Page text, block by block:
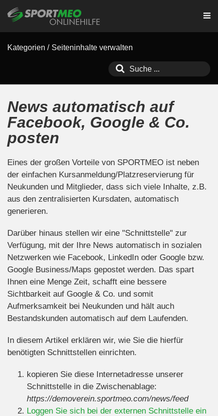
Kategorien / Seiteninhalte verwalten
News automatisch auf
Facebook, Google & Co.
posten
Eines der großen Vorteile von SPORTMEO ist neben
der einfachen Kursanmeldung/Platzreservierung für
Neukunden und Mitglieder, dass sich viele Inhalte, z.B.
aus den zentralisierten Kursdaten, automatisch
generieren.
Darüber hinaus stellen wir eine "Schnittstelle" zur
Verfügung, mit der Ihre News automatisch in sozialen
Netzwerken wie Facebook, LinkedIn oder Google bzw.
Google Business/Maps gepostet werden. Das spart
Ihnen eine Menge Zeit, schafft eine bessere
Sichtbarkeit auf Google & Co. und somit
Aufmerksamkeit bei Neukunden und hält auch
Bestandskunden automatisch auf dem Laufenden.
In diesem Artikel erklären wir, wie Sie die hierfür
benötigten Schnittstellen einrichten.
kopieren Sie diese Internetadresse unserer
Schnittstelle in die Zwischenablage:
https://demoverein.sportmeo.com/news/feed
Loggen Sie sich bei der externen Schnittstelle ein